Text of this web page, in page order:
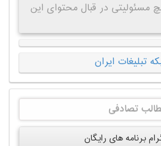
مسئولیتی در قبال محتوای این
تصادفی
برنامه های رایگان